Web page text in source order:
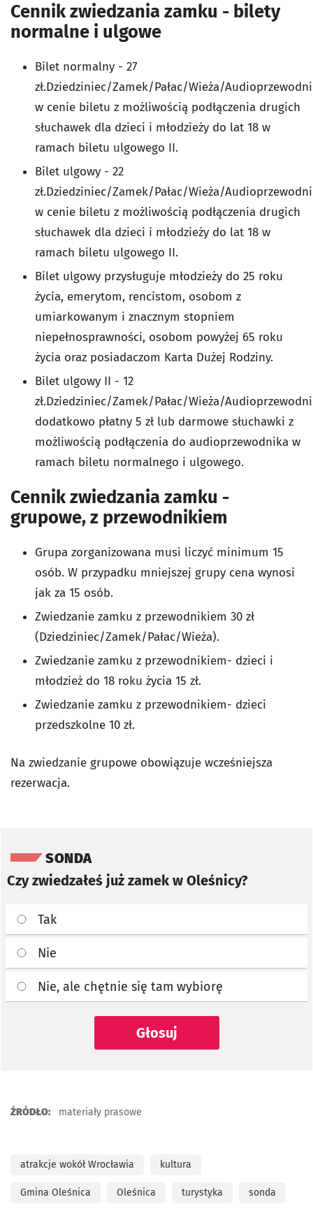
Cennik zwiedzania zamku - bilety
normalne i ulgowe
Bilet normalny - 27
zł.Dziedziniec/Zamek/Pałac/Wieża/
w cenie biletu z możliwością podłączenia drugich
słuchawek dla dzieci i młodzieży do lat 18 w
ramach biletu ulgowego II.
Bilet ulgowy - 22
zł.Dziedziniec/Zamek/Pałac/Wieża/
w cenie biletu z możliwością podłączenia drugich
słuchawek dla dzieci i młodzieży do lat 18 w
ramach biletu ulgowego II.
Bilet ulgowy przysługuje młodzieży do 25 roku
życia, emerytom, rencistom, osobom z
umiarkowanym i znacznym stopniem
niepełnosprawności, osobom powyżej 65 roku
życia oraz posiadaczom Karta Dużej Rodziny.
Bilet ulgowy II - 12
zł.Dziedziniec/Zamek/Pałac/Wieża/
dodatkowo płatny 5 zł lub darmowe słuchawki z
możliwością podłączenia do audioprzewodnika w
ramach biletu normalnego i ulgowego.
Cennik zwiedzania zamku -
grupowe, z przewodnikiem
Grupa zorganizowana musi liczyć minimum 15
osób. W przypadku mniejszej grupy cena wynosi
jak za 15 osób.
Zwiedzanie zamku z przewodnikiem 30 zł
(Dziedziniec/Zamek/Pałac/Wieża).
Zwiedzanie zamku z przewodnikiem- dzieci i
młodzież do 18 roku życia 15 zł.
Zwiedzanie zamku z przewodnikiem- dzieci
przedszkolne 10 zł.
Na zwiedzanie grupowe obowiązuje wcześniejsza
rezerwacja.
SONDA
Czy zwiedzałeś już zamek w Oleśnicy?
Tak
Nie
Nie, ale chętnie się tam wybiorę
Głosuj
ŹRÓDŁO: materiały prasowe
atrakcje wokół Wrocławia kultura
Gmina Oleśnica Oleśnica turystyka sonda